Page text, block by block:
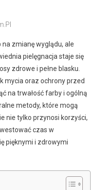
na zmianę wyglądu, ale
pielęgnacja staje się
zdrowe i pełne blasku.
mycia oraz ochrony przed
na trwałość farby i ogólną
metody, które mogą
nie tylko przynosi korzyści,
czas w
pięknymi i zdrowymi